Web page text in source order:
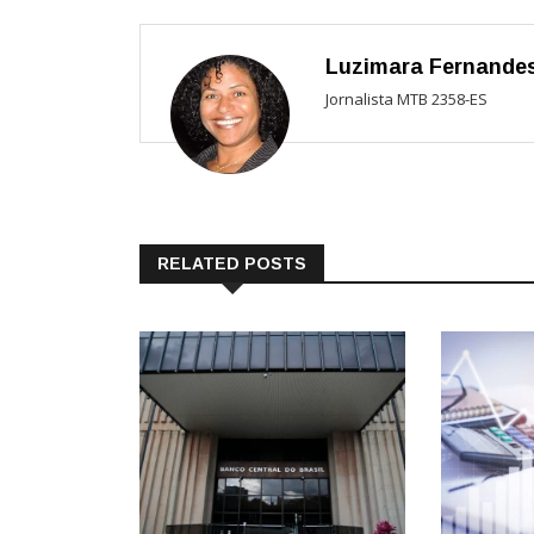
Luzimara
Jornalista MTB 2358-ES
RELATED POSTS